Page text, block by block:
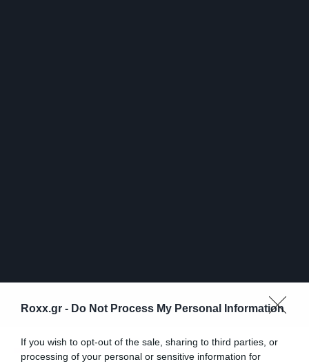
Roxx.gr - Do Not Process My Personal Information
If you wish to opt-out of the sale, sharing to third parties, or
processing of your personal or sensitive information for